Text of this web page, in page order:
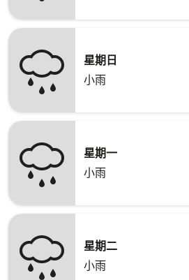
星期日
小雨
星期一
小雨
星期二
小雨